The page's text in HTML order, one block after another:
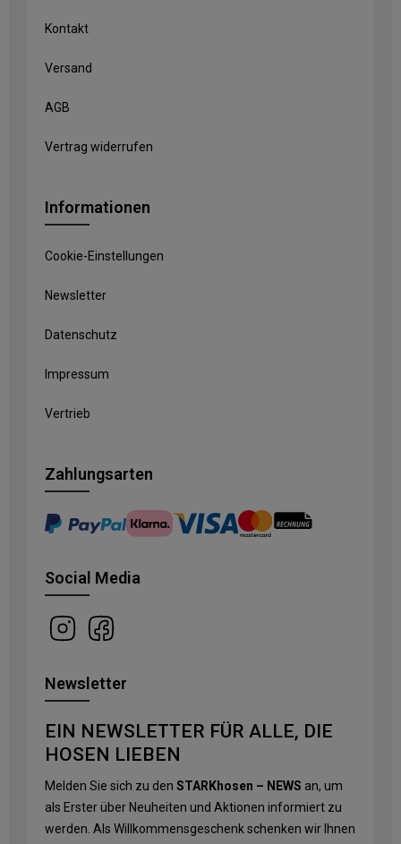
Kontakt
Versand
AGB
Vertrag widerrufen
Informationen
Cookie-Einstellungen
Newsletter
Datenschutz
Impressum
Vertrieb
Zahlungsarten
Social Media
Newsletter
EIN NEWSLETTER FÜR ALLE, DIE
HOSEN LIEBEN
Melden Sie sich zu den STARKhosen – NEWS an, um
als Erster über Neuheiten und Aktionen informiert zu
werden. Als Willkommensgeschenk schenken wir Ihnen